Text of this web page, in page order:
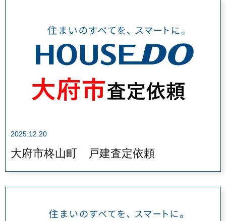
2025.12.20
大府市柊山町 戸建査定依頼